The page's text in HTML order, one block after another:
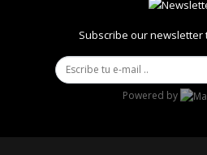
Subscribe our newsletter
Powered by